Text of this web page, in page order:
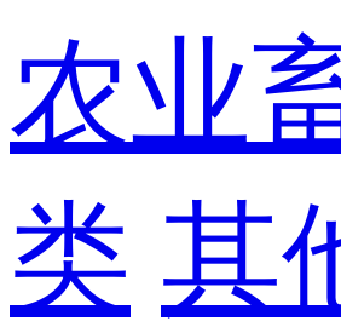
农业
类 其